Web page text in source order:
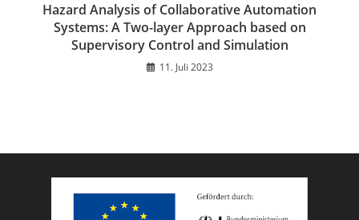
Hazard Analysis of Collaborative Automation
Systems: A Two-layer Approach based on
Supervisory Control and Simulation
11. Juli 2023